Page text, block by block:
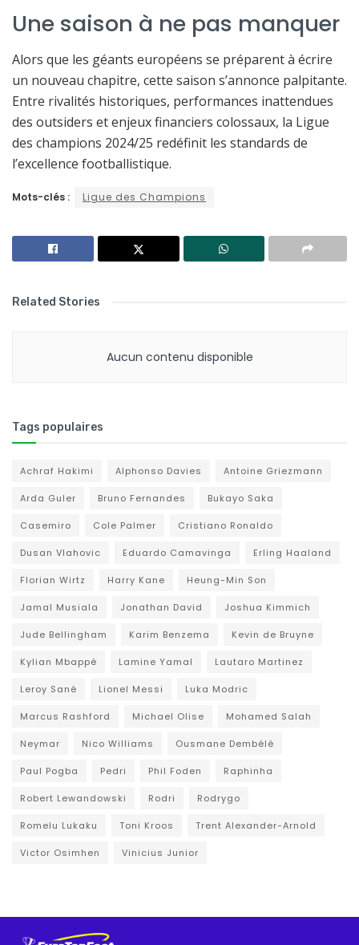
Une saison à ne pas manquer
Alors que les géants européens se préparent à écrire
un nouveau chapitre, cette saison s’annonce palpitante.
Entre rivalités historiques, performances inattendues
des outsiders et enjeux financiers colossaux, la Ligue
des champions 2024/25 redéfinit les standards de
l’excellence footballistique.
Mots-clés : Ligue des Champions
Related Stories
Aucun contenu disponible
Tags populaires
Achraf Hakimi Alphonso Davies Antoine Griezmann
Arda Guler Bruno Fernandes Bukayo Saka
Casemiro Cole Palmer Cristiano Ronaldo
Dusan Vlahovic Eduardo Camavinga Erling Haaland
Florian Wirtz Harry Kane Heung-Min Son
Jamal Musiala Jonathan David Joshua Kimmich
Jude Bellingham Karim Benzema Kevin de Bruyne
Kylian Mbappé Lamine Yamal Lautaro Martinez
Leroy Sané Lionel Messi Luka Modric
Marcus Rashford Michael Olise Mohamed Salah
Neymar Nico Williams Ousmane Dembélé
Paul Pogba Pedri Phil Foden Raphinha
Robert Lewandowski Rodri Rodrygo
Romelu Lukaku Toni Kroos Trent Alexander-Arnold
Victor Osimhen Vinicius Junior